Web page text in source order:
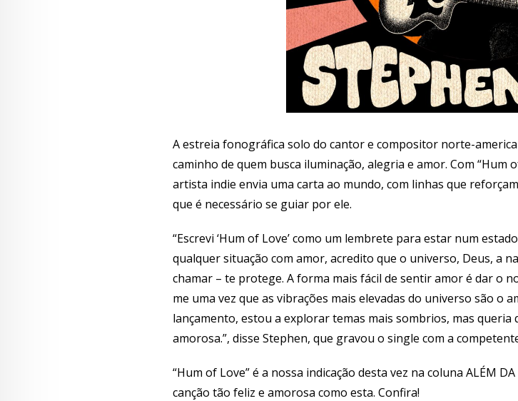
A estreia fonográfica solo do cantor e compositor norte-
caminho de quem busca iluminação, alegria e amor. Com
artista indie envia uma carta ao mundo, com linhas que
que é necessário se guiar por ele.
“Escrevi ‘Hum of Love’ como um lembrete para estar num
qualquer situação com amor, acredito que o universo, Deus, a
chamar – te protege. A forma mais fácil de sentir amor é dar o
me uma vez que as vibrações mais elevadas do universo são o
lançamento, estou a explorar temas mais sombrios, mas
amorosa.”, disse Stephen, que gravou o single com a
“Hum of Love” é a nossa indicação desta vez na coluna ALÉM
canção tão feliz e amorosa como esta. Confira!